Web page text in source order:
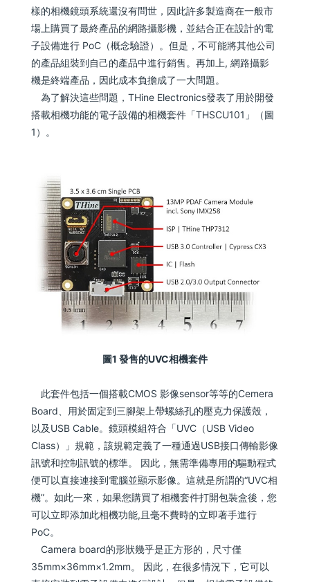
樣的相機鏡頭系統還沒有問世，因此許多製造商在一般市
場上購買了最終產品的網路攝影機，並結合正在設計的電
子設備進行 PoC（概念驗證）。但是，不可能將其他公司
的產品組裝到自己的產品中進行銷售。再加上, 網路攝影
機是終端產品，因此成本負擔成了一大問題。
為了解決這些問題，THine Electronics發表了用於開發
搭載相機功能的電子設備的相機套件「THSCU101」（圖
1）。
圖1 發售的UVC相機套件
此套件包括一個搭載CMOS 影像sensor等等的Cemera
Board、用於固定到三腳架上帶螺絲孔的壓克力保護殼，
以及USB Cable。鏡頭模組符合「UVC（USB Video
Class）」規範，該規範定義了一種通過USB接口傳輸影像
訊號和控制訊號的標準。 因此，無需準備專用的驅動程式
便可以直接連接到電腦並顯示影像。這就是所謂的“UVC相
機”。如此一來，如果您購買了相機套件打開包裝盒後，您
可以立即添加此相機功能,且毫不費時的立即著手進行
PoC。
Camera board的形狀幾乎是正方形的，尺寸僅
35mm×36mm×1.2mm。 因此，在很多情況下，它可以